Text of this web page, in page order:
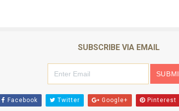
SUBSCRIBE VIA EMAIL
Facebook Twitter Google+ Pinterest